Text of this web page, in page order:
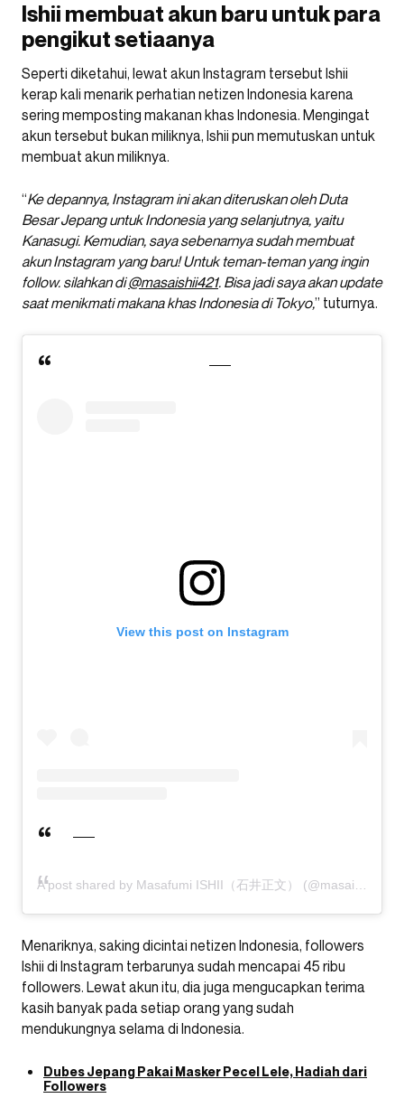
Ishii membuat akun baru untuk para
pengikut setiaanya
Seperti diketahui, lewat akun Instagram tersebut Ishii
kerap kali menarik perhatian netizen Indonesia karena
sering memposting makanan khas Indonesia. Mengingat
akun tersebut bukan miliknya, Ishii pun memutuskan untuk
membuat akun miliknya.
“Ke depannya, Instagram ini akan diteruskan oleh Duta
Besar Jepang untuk Indonesia yang selanjutnya, yaitu
Kanasugi. Kemudian, saya sebenarnya sudah membuat
akun Instagram yang baru! Untuk teman-teman yang ingin
follow. silahkan di@masaishii421. Bisa jadi saya akan update
saat menikmati makana khas Indonesia di Tokyo,” tuturnya.
View this post on Instagram
A post shared by Masafumi ISHII（石井正文） (@masaishii421)
Menariknya, saking dicintai netizen Indonesia, followers
Ishii di Instagram terbarunya sudah mencapai 45 ribu
followers. Lewat akun itu, dia juga mengucapkan terima
kasih banyak pada setiap orang yang sudah
mendukungnya selama di Indonesia.
Dubes Jepang Pakai Masker Pecel Lele, Hadiah dari
Followers